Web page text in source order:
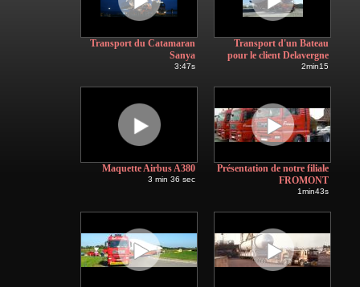
Transport du Catamaran
Sanya
3:47s
Transport d'un Bateau
pour le client Delavergne
2min15
Maquette Airbus A380
3 min 36 sec
Présentation de notre filiale
FROMONT
1min43s